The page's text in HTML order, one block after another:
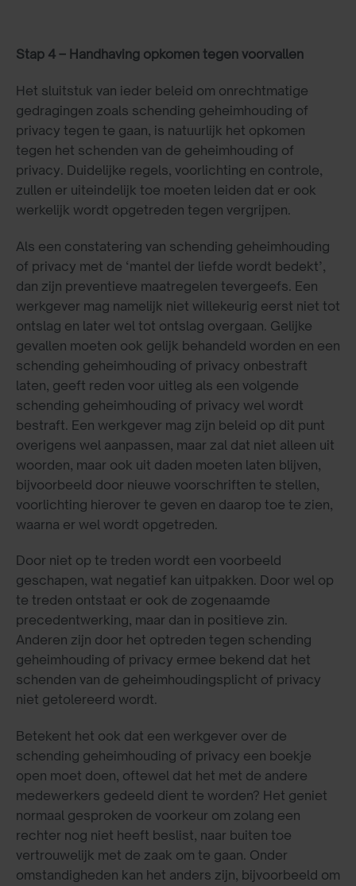
Stap 4 – Handhaving opkomen tegen voorvallen
Het sluitstuk van ieder beleid om onrechtmatige
gedragingen zoals schending geheimhouding of
privacy tegen te gaan, is natuurlijk het opkomen
tegen het schenden van de geheimhouding of
privacy. Duidelijke regels, voorlichting en controle,
zullen er uiteindelijk toe moeten leiden dat er ook
werkelijk wordt opgetreden tegen vergrijpen.
Als een constatering van schending geheimhouding
of privacy met de ‘mantel der liefde wordt bedekt’,
dan zijn preventieve maatregelen tevergeefs. Een
werkgever mag namelijk niet willekeurig eerst niet tot
ontslag en later wel tot ontslag overgaan. Gelijke
gevallen moeten ook gelijk behandeld worden en een
schending geheimhouding of privacy onbestraft
laten, geeft reden voor uitleg als een volgende
schending geheimhouding of privacy wel wordt
bestraft. Een werkgever mag zijn beleid op dit punt
overigens wel aanpassen, maar zal dat niet alleen uit
woorden, maar ook uit daden moeten laten blijven,
bijvoorbeeld door nieuwe voorschriften te stellen,
voorlichting hierover te geven en daarop toe te zien,
waarna er wel wordt opgetreden.
Door niet op te treden wordt een voorbeeld
geschapen, wat negatief kan uitpakken. Door wel op
te treden ontstaat er ook de zogenaamde
precedentwerking, maar dan in positieve zin.
Anderen zijn door het optreden tegen schending
geheimhouding of privacy ermee bekend dat het
schenden van de geheimhoudingsplicht of privacy
niet getolereerd wordt.
Betekent het ook dat een werkgever over de
schending geheimhouding of privacy een boekje
open moet doen, oftewel dat het met de andere
medewerkers gedeeld dient te worden? Het geniet
normaal gesproken de voorkeur om zolang een
rechter nog niet heeft beslist, naar buiten toe
vertrouwelijk met de zaak om te gaan. Onder
omstandigheden kan het anders zijn, bijvoorbeeld om